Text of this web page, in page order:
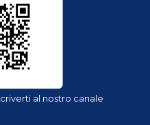
al nostro canale